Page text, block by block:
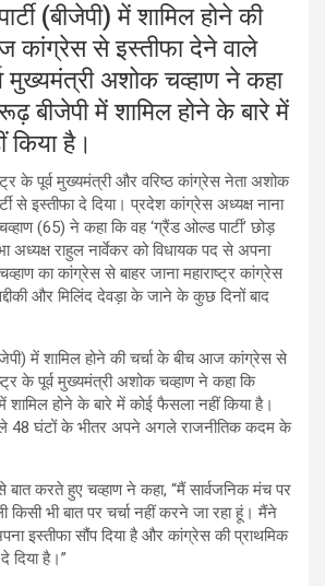
(बीजेपी) में शामिल होने की
कांग्रेस से इस्तीफा देने वाले
मुख्यमंत्री अशोक चव्हाण ने कहा
बीजेपी में शामिल होने के बारे में
किया है।
के पूर्व मुख्यमंत्री और वरिष्ठ कांग्रेस नेता अशोक
से इस्तीफा दे दिया। प्रदेश कांग्रेस अध्यक्ष नाना
(65) ने कहा कि वह ‘ग्रैंड ओल्ड पार्टी’ छोड़
अध्यक्ष राहुल नार्वेकर को विधायक पद से अपना
का कांग्रेस से बाहर जाना महाराष्ट्र कांग्रेस
और मिलिंद देवड़ा के जाने के कुछ दिनों बाद
में शामिल होने की चर्चा के बीच आज कांग्रेस से
के पूर्व मुख्यमंत्री अशोक चव्हाण ने कहा कि
शामिल होने के बारे में कोई फैसला नहीं किया है।
48 घंटों के भीतर अपने अगले राजनीतिक कदम के
करते हुए चव्हाण ने कहा, “मैं सार्वजनिक मंच पर
किसी भी बात पर चर्चा नहीं करने जा रहा हूं। मैंने
इस्तीफा सौंप दिया है और कांग्रेस की प्राथमिक
दिया है।”